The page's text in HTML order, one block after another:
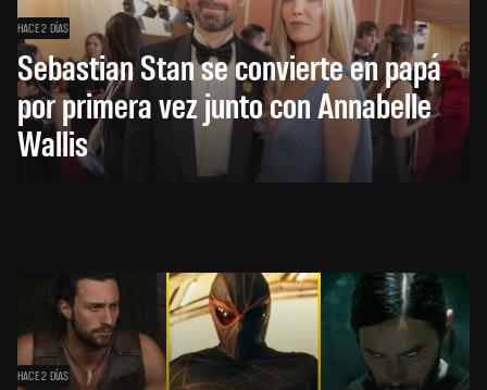
HACE 2 DÍAS
Sebastian Stan se convierte en papá
por primera vez junto con Annabelle
Wallis
HACE 2 DÍAS